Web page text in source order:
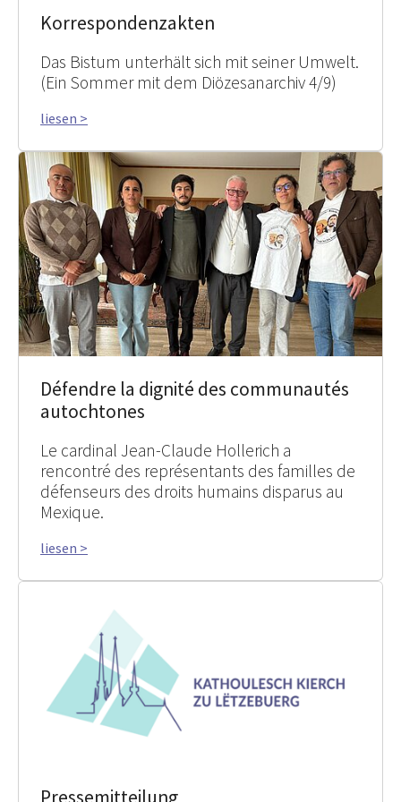
Korrespondenzakten
Das Bistum unterhält sich mit seiner Umwelt.
(Ein Sommer mit dem Diözesanarchiv 4/9)
liesen >
Défendre la dignité des communautés
autochtones
Le cardinal Jean-Claude Hollerich a
rencontré des représentants des familles de
défenseurs des droits humains disparus au
Mexique.
liesen >
Pressemitteilung